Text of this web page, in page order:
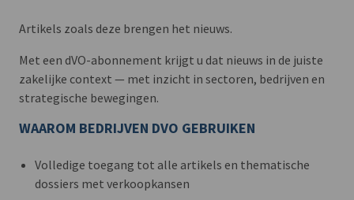
Artikels zoals deze brengen het nieuws.
Met een dVO-abonnement krijgt u dat nieuws in de juiste
zakelijke context — met inzicht in sectoren, bedrijven en
strategische bewegingen.
WAAROM BEDRIJVEN DVO GEBRUIKEN
Volledige toegang tot alle artikels en thematische
dossiers met verkoopkansen